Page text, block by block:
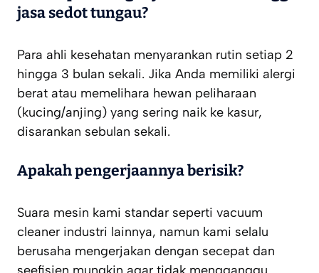
jasa sedot tungau?
Para ahli kesehatan menyarankan rutin setiap 2
hingga 3 bulan sekali. Jika Anda memiliki alergi
berat atau memelihara hewan peliharaan
(kucing/anjing) yang sering naik ke kasur,
disarankan sebulan sekali.
Apakah pengerjaannya berisik?
Suara mesin kami standar seperti vacuum
cleaner industri lainnya, namun kami selalu
berusaha mengerjakan dengan secepat dan